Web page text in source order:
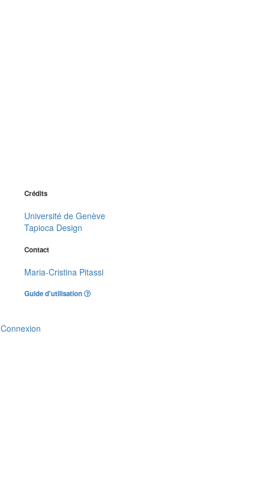
Crédits
Université de Genève
Tapioca Design
Contact
Maria-Cristina Pitassi
Guide d'utilisation
Connexion